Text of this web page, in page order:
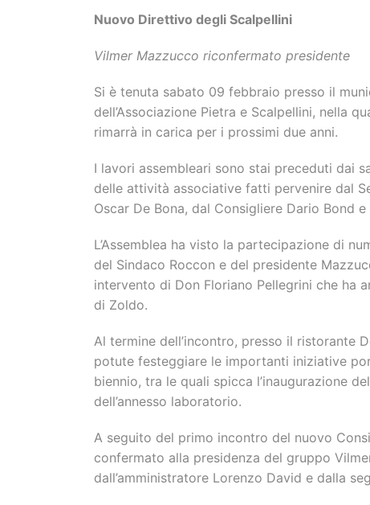
Nuovo Direttivo degli Scalpellini
Vilmer Mazzucco riconfermato presidente
Si è tenuta sabato 09 febbraio presso il
dell’Associazione Pietra e Scalpellini, nella
rimarrà in carica per i prossimi due anni.
I lavori assembleari sono stai preceduti dai
delle attività associative fatti pervenire dal
Oscar De Bona, dal Consigliere Dario Bond
L’Assemblea ha visto la partecipazione di
del Sindaco Roccon e del presidente
intervento di Don Floriano Pellegrini che ha
di Zoldo.
Al termine dell’incontro, presso il ristorante
potute festeggiare le importanti iniziative
biennio, tra le quali spicca l’inaugurazione
dell’annesso laboratorio.
A seguito del primo incontro del nuovo
confermato alla presidenza del gruppo
dall’amministratore Lorenzo David e dalla